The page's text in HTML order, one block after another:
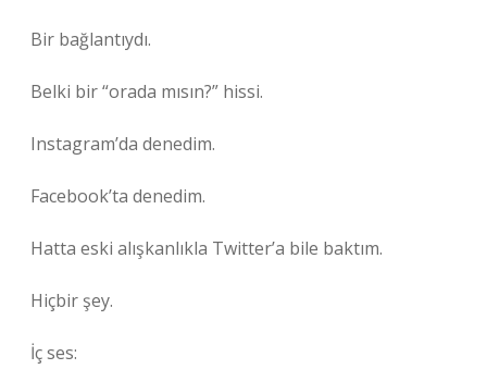
Bir bağlantıydı.
Belki bir “orada mısın?” hissi.
Instagram’da denedim.
Facebook’ta denedim.
Hatta eski alışkanlıkla Twitter’a bile baktım.
Hiçbir şey.
İç ses: